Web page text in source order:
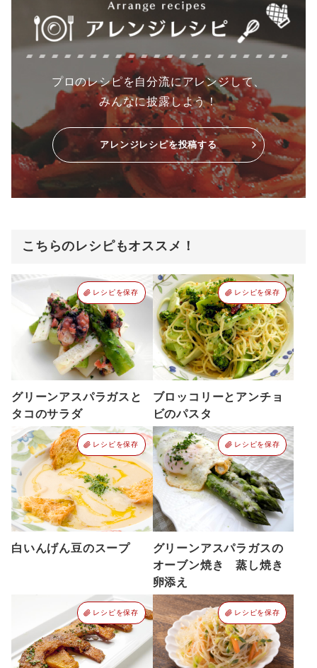
プロのレシピを自分流にアレンジして、
みんなに披露しよう！
アレンジレシピを投稿する
こちらのレシピもオススメ！
レシピを保存
グリーンアスパラガスと
タコのサラダ
レシピを保存
ブロッコリーとアンチョ
ビのパスタ
レシピを保存
白いんげん豆のスープ
レシピを保存
グリーンアスパラガスの
オーブン焼き 蒸し焼き
卵添え
レシピを保存 レシピを保存